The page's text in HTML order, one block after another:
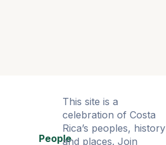
People
This site is a
celebration of Costa
Rica’s peoples, history
and places. Join